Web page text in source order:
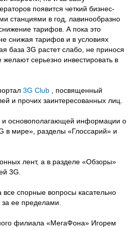
появится четкий бизнес-
станциями в год, лавинообразно
тарифов. А пока это
снижая тарифов и в условиях
база 3G растет слабо, не принося
серьезно инвестировать в
3G Club , посвященный
и прочих заинтересованных лиц.
и основополагающей информации о
в мире», разделы «Глоссарий» и
лент, а в разделе «Обзоры»
3G.
спорные вопросы касательно
за ее пределами.
филиала «МегаФона» Игорем